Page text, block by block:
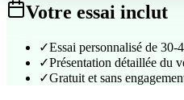
Votre essai inclut
✓Essai personnalisé de 30-
✓Présentation détaillée du
✓Gratuit et sans